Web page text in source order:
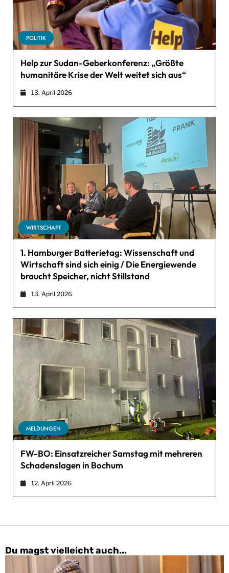
POLITIK
Help zur Sudan-Geberkonferenz: „Größte
humanitäre Krise der Welt weitet sich aus“
13. April 2026
WIRTSCHAFT
1. Hamburger Batterietag: Wissenschaft und
Wirtschaft sind sich einig / Die Energiewende
braucht Speicher, nicht Stillstand
13. April 2026
MELDUNGEN
FW-BO: Einsatzreicher Samstag mit mehreren
Schadenslagen in Bochum
12. April 2026
Du magst vielleicht auch...